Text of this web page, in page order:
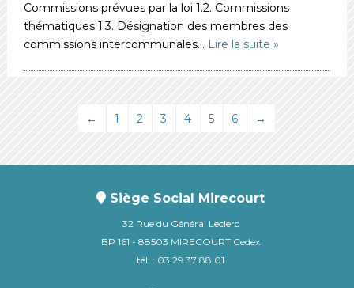
Commissions prévues par la loi 1.2. Commissions
thématiques 1.3. Désignation des membres des
commissions intercommunales… Lire la suite »
← 1 2 3 4 5 6 →
Siège Social Mirecourt
32 Rue du Général Leclerc
BP 161 - 88503 MIRECOURT Cedex
tél. : 03 29 37 88 01